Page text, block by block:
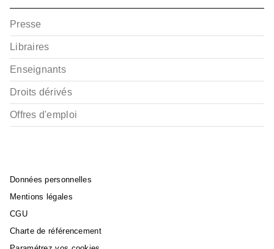
Presse
Libraires
Enseignants
Droits dérivés
Offres d'emploi
Données personnelles
Mentions légales
CGU
Charte de référencement